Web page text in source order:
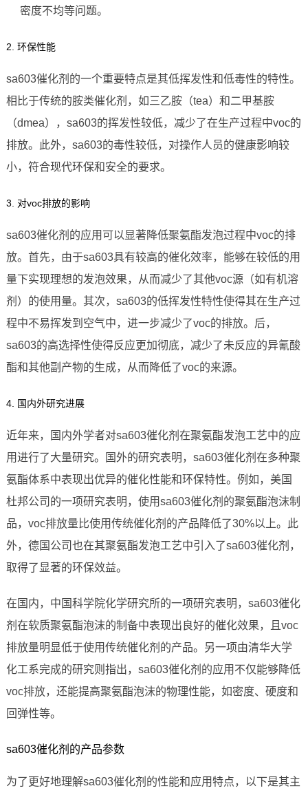
密度不均等问题。
2. 环保性能
sa603催化剂的一个重要特点是其低挥发性和低毒性的特性。
相比于传统的胺类催化剂，如三乙胺（tea）和二甲基胺
（dmea），sa603的挥发性较低，减少了在生产过程中voc的
排放。此外，sa603的毒性较低，对操作人员的健康影响较
小，符合现代环保和安全的要求。
3. 对voc排放的影响
sa603催化剂的应用可以显著降低聚氨酯发泡过程中voc的排
放。首先，由于sa603具有较高的催化效率，能够在较低的用
量下实现理想的发泡效果，从而减少了其他voc源（如有机溶
剂）的使用量。其次，sa603的低挥发性特性使得其在生产过
程中不易挥发到空气中，进一步减少了voc的排放。后，
sa603的高选择性使得反应更加彻底，减少了未反应的异氰酸
酯和其他副产物的生成，从而降低了voc的来源。
4. 国内外研究进展
近年来，国内外学者对sa603催化剂在聚氨酯发泡工艺中的应
用进行了大量研究。国外的研究表明，sa603催化剂在多种聚
氨酯体系中表现出优异的催化性能和环保特性。例如，美国
杜邦公司的一项研究表明，使用sa603催化剂的聚氨酯泡沫制
品，voc排放量比使用传统催化剂的产品降低了30%以上。此
外，德国公司也在其聚氨酯发泡工艺中引入了sa603催化剂，
取得了显著的环保效益。
在国内，中国科学院化学研究所的一项研究表明，sa603催化
剂在软质聚氨酯泡沫的制备中表现出良好的催化效果，且voc
排放量明显低于使用传统催化剂的产品。另一项由清华大学
化工系完成的研究则指出，sa603催化剂的应用不仅能够降低
voc排放，还能提高聚氨酯泡沫的物理性能，如密度、硬度和
回弹性等。
sa603催化剂的产品参数
为了更好地理解sa603催化剂的性能和应用特点，以下是其主